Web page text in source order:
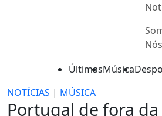
Nós
ÚltimasMúsica
NOTÍCIAS | MÚSICA
Portugal de fora